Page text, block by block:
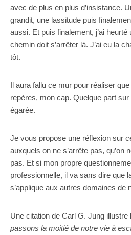
avec de plus en plus d’insistance.
grandit, une lassitude puis
aussi. Et puis finalement, j’ai
chemin doit s’arrêter là. J’ai eu la
tôt.
Il aura fallu ce mur pour réaliser
repères, mon cap. Quelque part sur
égarée.
Je vous propose une réflexion sur
auxquels on ne s’arrête pas, qu’on
pas. Et si mon propre
professionnelle, il va sans dire que
s’applique aux autres domaines de
Une citation de Carl G. Jung illustre
passons la moitié de notre vie à